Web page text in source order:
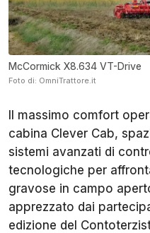
McCormick X8.634 VT-Drive
Foto di: OmniTrattore.it
Il massimo comfort
cabina Clever Cab,
sistemi avanzati di
tecnologiche per
gravose in campo
apprezzato dai
edizione del